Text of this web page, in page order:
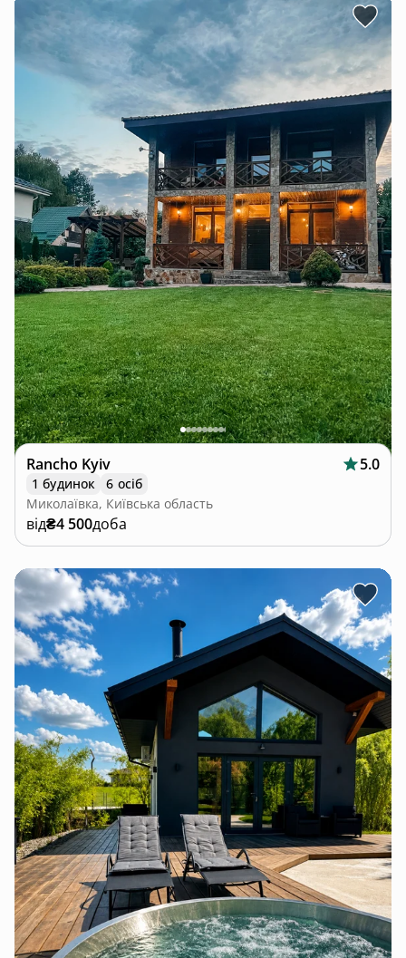
Rancho Kyiv 5.0
1 будинок
6 осіб
Миколаївка, Київська область
від₴4 500доба